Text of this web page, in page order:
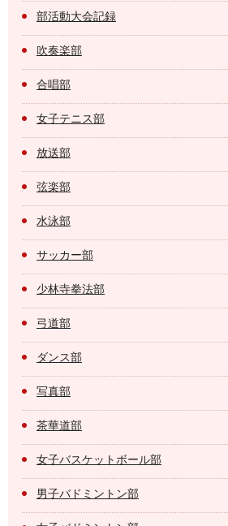
部活動大会記録
吹奏楽部
合唱部
女子テニス部
放送部
弦楽部
水泳部
サッカー部
少林寺拳法部
弓道部
ダンス部
写真部
茶華道部
女子バスケットボール部
男子バドミントン部